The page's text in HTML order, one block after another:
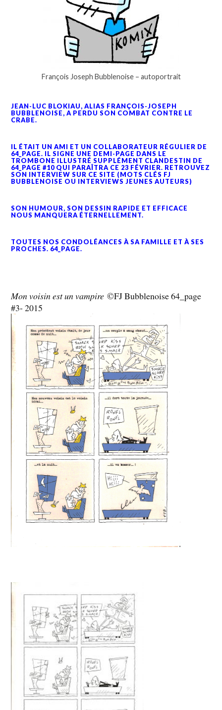
François Joseph Bubblenoise – autoportrait
JEAN-LUC BLOKIAU, ALIAS FRANÇOIS-JOSEPH
BUBBLENOISE, A PERDU SON COMBAT CONTRE LE
CRABE.
IL ÉTAIT UN AMI ET UN COLLABORATEUR RÉGULIER DE
64_PAGE. IL SIGNE UNE DEMI-PAGE DANS LE
TROMBONE ILLUSTRÉ SUPPLÉMENT CLANDESTIN DE
64_PAGE #10 QUI PARAÎTRA CE 23 FÉVRIER. RETROUVEZ
SON INTERVIEW SUR CE SITE (MOTS CLÉS FJ
BUBBLENOISE OU INTERVIEWS JEUNES AUTEURS)
SON HUMOUR, SON DESSIN RAPIDE ET EFFICACE
NOUS MANQUERA ÉTERNELLEMENT.
TOUTES NOS CONDOLÉANCES À SA FAMILLE ET À SES
PROCHES. 64_PAGE.
Mon voisin est un vampire©FJ Bubblenoise 64_page
#3- 2015